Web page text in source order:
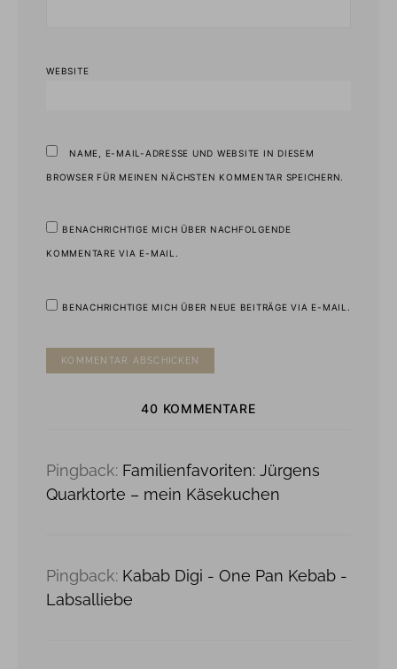
WEBSITE
NAME, E-MAIL-ADRESSE UND WEBSITE IN DIESEM
BROWSER FÜR MEINEN NÄCHSTEN KOMMENTAR SPEICHERN.
BENACHRICHTIGE MICH ÜBER NACHFOLGENDE
KOMMENTARE VIA E-MAIL.
BENACHRICHTIGE MICH ÜBER NEUE BEITRÄGE VIA E-MAIL.
40 KOMMENTARE
Pingback: Familienfavoriten: Jürgens
Quarktorte – mein Käsekuchen
Pingback: Kabab Digi - One Pan Kebab -
Labsalliebe